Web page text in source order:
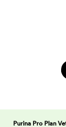
Purina Pro Plan